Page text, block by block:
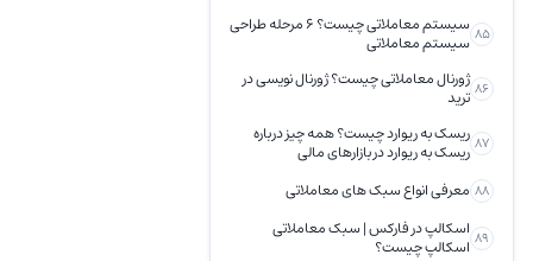
85 سیستم معاملاتی چیست؟ 6 مرحله طراحی
سیستم معاملاتی
86 ژورنال معاملاتی چیست؟ ژورنال نویسی در
ترید
87 ریسک به ریوارد چیست؟ همه چیز درباره
ریسک به ریوارد در بازارهای مالی
88 معرفی انواع سبک های معاملاتی
89 اسکالپ در فارکس | سبک معاملاتی
اسکالپ چیست؟